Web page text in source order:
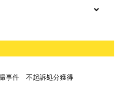
わいせつ物頒布，淫
ベンジポルノ
を望むときにすべきこと
るためには
わいせつ，準強制わいせつ），
故
事件 不起訴処分獲得